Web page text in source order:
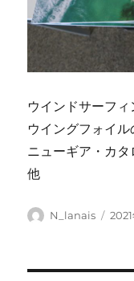
ウインドサーフ
ウイングフォイ
ニューギア・カタ
他
投
N_lanais
投